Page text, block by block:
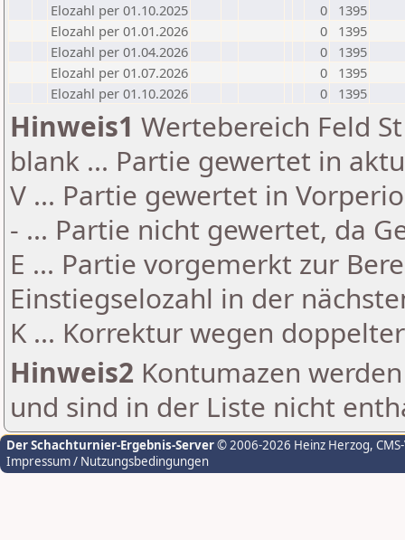
Elozahl per 01.10.2025
0
1395
Elozahl per 01.01.2026
0
1395
Elozahl per 01.04.2026
0
1395
Elozahl per 01.07.2026
0
1395
Elozahl per 01.10.2026
0 1395
Hinweis1 Wertebereich Feld
blank ... Partie gewertet in
V ... Partie gewertet in
- ... Partie nicht gewertet, da
E ... Partie vorgemerkt zur
Einstiegselozahl in der
K ... Korrektur wegen
Hinweis2 Kontumazen
und sind in der Liste nicht
Der Schachturnier-Ergebnis-Server© 2006-2026 Heinz Herzog,
Impressum / Nutzungsbedingungen